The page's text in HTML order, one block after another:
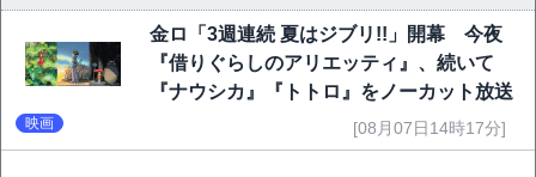
金ロ「3週連続 夏はジブリ!!」開幕 今夜
『借りぐらしのアリエッティ』、続いて
『ナウシカ』『トトロ』をノーカット放送
映画 [08月07日14時17分]